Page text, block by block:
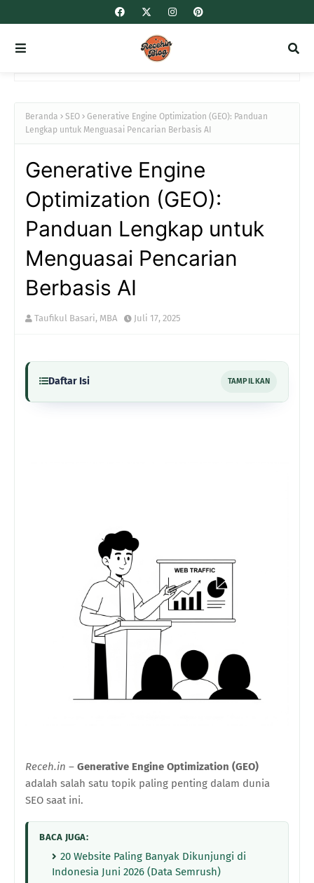
Beranda SEO
Generative Engine Optimization (GEO): Panduan
Lengkap untuk Menguasai Pencarian Berbasis AI
Generative Engine
Optimization (GEO):
Panduan Lengkap untuk
Menguasai Pencarian
Berbasis AI
Taufikul Basari, MBA Juli 17, 2025
Daftar Isi TAMPILKAN
Receh.in – Generative Engine Optimization (GEO)
adalah salah satu topik paling penting dalam dunia
SEO saat ini.
BACA JUGA:
20 Website Paling Banyak Dikunjungi di
Indonesia Juni 2026 (Data Semrush)